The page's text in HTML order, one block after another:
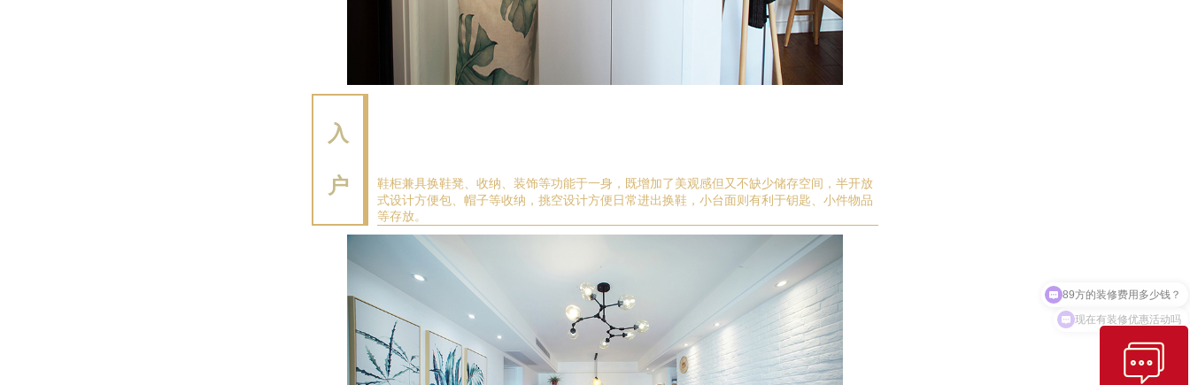
入
户 鞋柜兼具换鞋凳、收纳、装饰等功能于一身，既增加了美观感但又不缺少储存空间 ，半开放
式设计方便包、帽子等收纳，挑空设计方便日常进出换鞋，小台面则有利于钥匙、小件物品
等存放。